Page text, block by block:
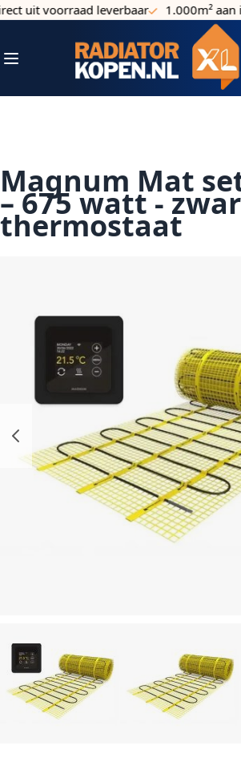
Ga naar de inhoud
uit voorraad leverbaar 1.000m² aan
Toggle Nav
Magnum Mat
– 675 watt -
thermostaat